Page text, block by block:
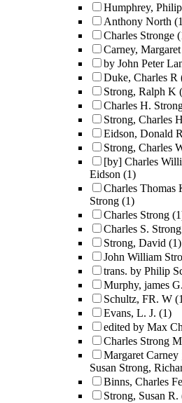
Humphrey,
Anthony North
Charles Stronge
Carney, Margaret
by John Peter
Duke, Charles R
Strong, Ralph K
Charles H.
Strong, Charles H
Eidson, Donald
Strong, Charles
[by] Charles
Eidson (1)
Charles Thomas
Strong (1)
Charles Strong
Charles S. Strong
Strong, David (1)
John William
trans. by Philip
Murphy, james G.
Schultz, FR. W
Evans, L. J. (1)
edited by Max
Charles Strong
Margaret Carney
Susan Strong,
Binns, Charles
Strong, Susan R.